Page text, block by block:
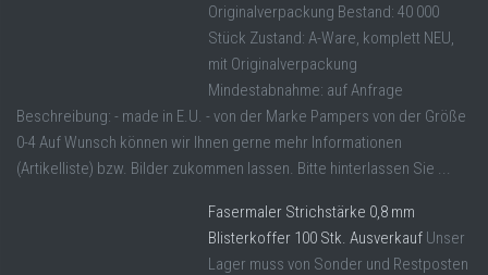
Originalverpackung Bestand: 40 000
Stück Zustand: A-Ware, komplett NEU,
mit Originalverpackung
Mindestabnahme: auf Anfrage
Beschreibung: - made in E.U. - von der Marke Pampers von der Größe
0-4 Auf Wunsch können wir Ihnen gerne mehr Informationen
(Artikelliste) bzw. Bilder zukommen lassen. Bitte hinterlassen Sie ...
Fasermaler Strichstärke 0,8 mm
Blisterkoffer 100 Stk. Ausverkauf Unser
Lager muss von Sonder und Restposten